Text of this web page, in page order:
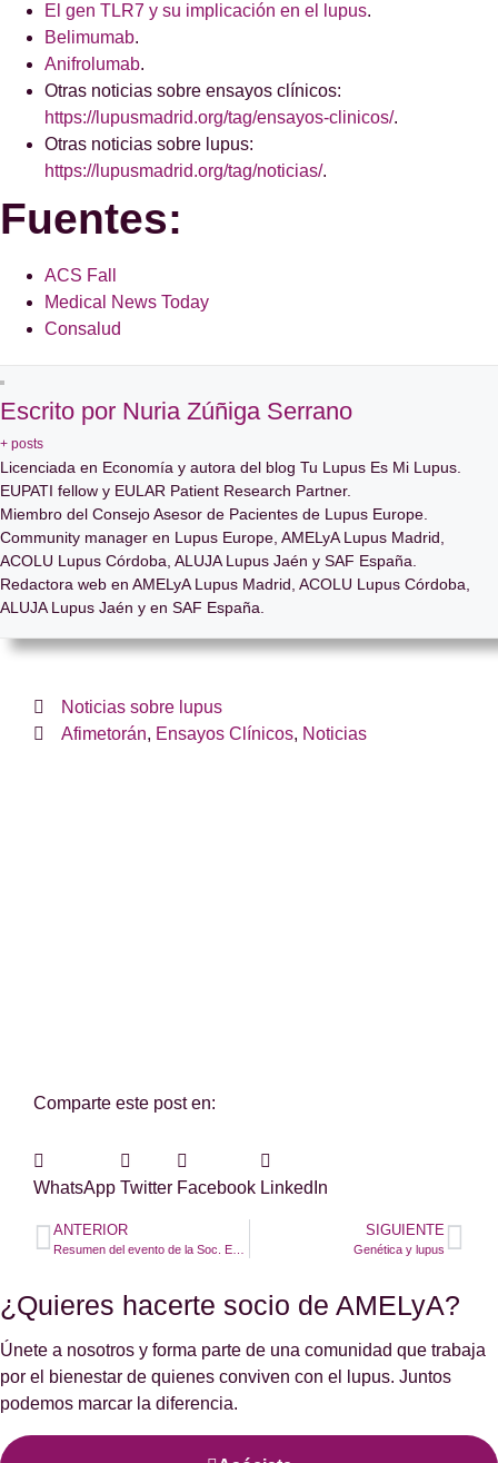
El gen TLR7 y su implicación en el lupus.
Belimumab.
Anifrolumab.
Otras noticias sobre ensayos clínicos:
https://lupusmadrid.org/tag/ensayos-clinicos/.
Otras noticias sobre lupus:
https://lupusmadrid.org/tag/noticias/.
Fuentes:
ACS Fall
Medical News Today
Consalud
Escrito por Nuria Zúñiga Serrano
+ posts
Licenciada en Economía y autora del blog Tu Lupus Es Mi Lupus.
EUPATI fellow y EULAR Patient Research Partner.
Miembro del Consejo Asesor de Pacientes de Lupus Europe.
Community manager en Lupus Europe, AMELyA Lupus Madrid,
ACOLU Lupus Córdoba, ALUJA Lupus Jaén y SAF España.
Redactora web en AMELyA Lupus Madrid, ACOLU Lupus Córdoba,
ALUJA Lupus Jaén y en SAF España.
Noticias sobre lupus
Afimetorán, Ensayos Clínicos, Noticias
Comparte este post en:
WhatsApp Twitter Facebook LinkedIn
ANTERIOR SIGUIENTE
Genética y lupus
¿Quieres hacerte socio de AMELyA?
Únete a nosotros y forma parte de una comunidad que trabaja
por el bienestar de quienes conviven con el lupus. Juntos
podemos marcar la diferencia.